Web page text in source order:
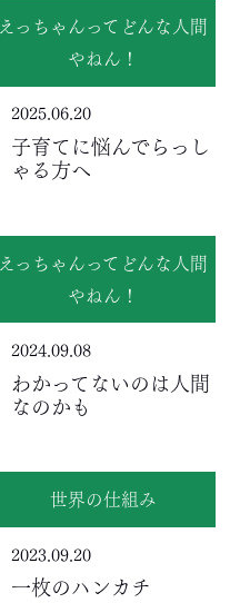
えっちゃんってどんな人間
やねん！
2025.06.20
子育てに悩んでらっし
ゃる方へ
えっちゃんってどんな人間
やねん！
2024.09.08
わかってないのは人間
なのかも
世界の仕組み
2023.09.20
一枚のハンカチ